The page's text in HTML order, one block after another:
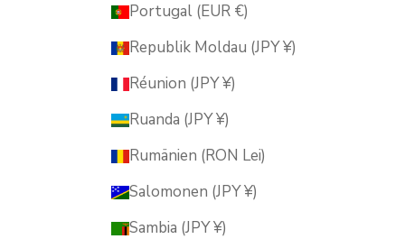
Portugal (EUR €)
Republik Moldau (JPY ¥)
Réunion (JPY ¥)
Ruanda (JPY ¥)
Rumänien (RON Lei)
Salomonen (JPY ¥)
Sambia (JPY ¥)